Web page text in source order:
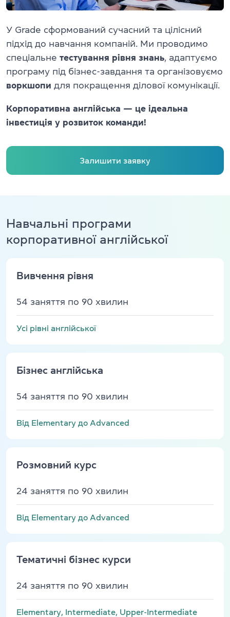
Залишити заявку
Мова сайту
(044) 580 11 00
(050) 580 11 00
(098) 580 11 00
м. Київ, метро Золоті Ворота, вул. Ярославів Вал, 13/2-б,
У Grade сформований сучасний та цілісний
підхід до навчання компаній. Ми проводимо
спеціальне тестування рівня знань, адаптуємо
програму під бізнес-завдання та організовуємо
воркшопи для покращення ділової комунікації.
Корпоративна англійська — це ідеальна
інвестиція у розвиток команди!
Залишити заявку
Навчальні програми
корпоративної англійської
Вивчення рівня
54 заняття по 90 хвилин
Усі рівні англійської
Бізнес англійська
54 заняття по 90 хвилин
Від Elementary до Advanced
Розмовний курс
24 заняття по 90 хвилин
Від Elementary до Advanced
Тематичні бізнес курси
24 заняття по 90 хвилин
Elementary, Intermediate, Upper-Intermediate